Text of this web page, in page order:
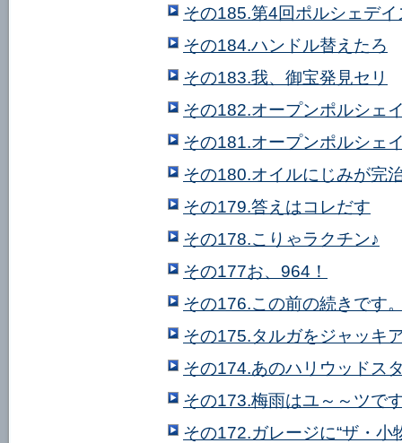
その185.第4回ポルシェデ
その184.ハンドル替えたろ
その183.我、御宝発見セリ
その182.オープンポルシェ
その181.オープンポルシェ
その180.オイルにじみが完
その179.答えはコレだす
その178.こりゃラクチン♪
その177お、964！
その176.この前の続きです
その175.タルガをジャッキ
その174.あのハリウッドス
その173.梅雨はユ～～ツで
その172.ガレージに“ザ・小